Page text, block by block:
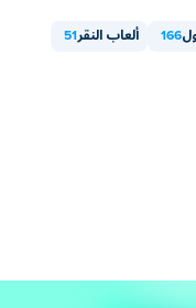
166 ألعاب النقر 51